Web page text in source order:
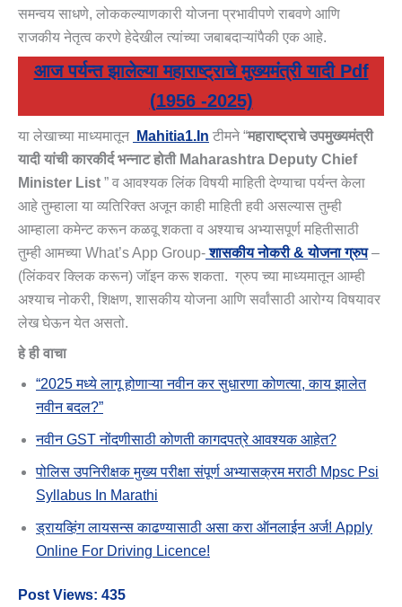
समन्वय साधणे, लोककल्याणकारी योजना प्रभावीपणे राबवणे आणि
राजकीय नेतृत्व करणे हेदेखील त्यांच्या जबाबदाऱ्यांपैकी एक आहे.
आज पर्यन्त झालेल्या महाराष्ट्राचे मुख्यमंत्री यादी Pdf
(1956 -2025)
या लेखाच्या माध्यमातून Mahitia1.in टीमने “महाराष्ट्राचे उपमुख्यमंत्री
यादी यांची कारकीर्द भन्नाट होती Maharashtra Deputy Chief
Minister List ” व आवश्यक लिंक विषयी माहिती देण्याचा पर्यन्त केला
आहे तुम्हाला या व्यतिरिक्त अजून काही माहिती हवी असल्यास तुम्ही
आम्हाला कमेन्ट करून कळवू शकता व अश्याच अभ्यासपूर्ण महितीसाठी
तुम्ही आमच्या What’s App Group-शासकीय नोकरी & योजना ग्रुप–
(लिंकवर क्लिक करून) जॉइन करू शकता. ग्रुप च्या माध्यमातून आम्ही
अश्याच नोकरी, शिक्षण, शासकीय योजना आणि सर्वांसाठी आरोग्य विषयावर
लेख घेऊन येत असतो.
हे ही वाचा
“2025 मध्ये लागू होणाऱ्या नवीन कर सुधारणा कोणत्या, काय झालेत
नवीन बदल?”
नवीन GST नोंदणीसाठी कोणती कागदपत्रे आवश्यक आहेत?
पोलिस उपनिरीक्षक मुख्य परीक्षा संपूर्ण अभ्यासक्रम मराठी Mpsc Psi
Syllabus In Marathi
ड्रायव्हिंग लायसन्स काढण्यासाठी असा करा ऑनलाईन अर्ज! Apply
Online For Driving Licence!
Post Views: 435